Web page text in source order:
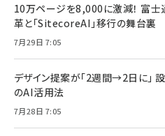
10万ページを8,000に激減！ 富士
革と「SitecoreAI」移行の舞台裏
7月29日 7:05
デザイン提案が「2週間→2日に」
のAI活用法
7月28日 7:05